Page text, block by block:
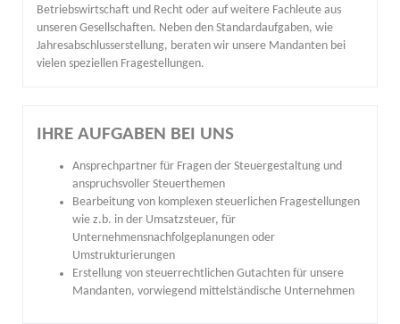
Betriebswirtschaft und Recht oder auf weitere Fachleute aus
unseren Gesellschaften. Neben den Standardaufgaben, wie
Jahresabschlusserstellung, beraten wir unsere Mandanten bei
vielen speziellen Fragestellungen.
IHRE AUFGABEN BEI UNS
Ansprechpartner für Fragen der Steuergestaltung und
anspruchsvoller Steuerthemen
Bearbeitung von komplexen steuerlichen Fragestellungen
wie z.b. in der Umsatzsteuer, für
Unternehmensnachfolgeplanungen oder
Umstrukturierungen
Erstellung von steuerrechtlichen Gutachten für unsere
Mandanten, vorwiegend mittelständische Unternehmen